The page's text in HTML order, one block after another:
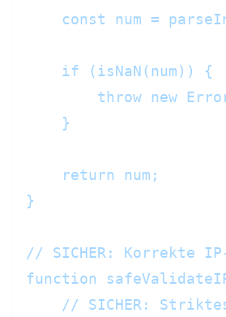
const num =
    if (isNaN(num)) {
throw new
    }
    return num;
}
// SICHER: Korrekte
function
// SICHER: